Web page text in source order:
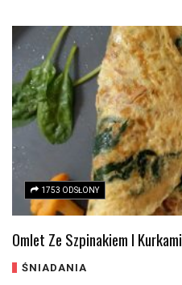
1753 ODSŁONY
Omlet Ze Szpinakiem I Kurkami
ŚNIADANIA